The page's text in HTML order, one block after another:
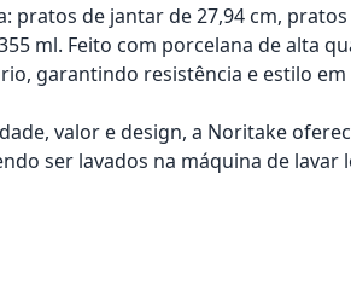
pratos de jantar de 27,94 cm,
ml. Feito com porcelana de alta
garantindo resistência e estilo em
valor e design, a Noritake
ser lavados na máquina de